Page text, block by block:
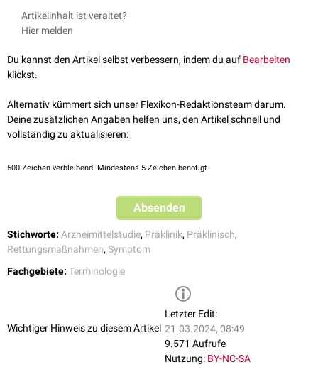
Artikelinhalt ist veraltet?
Hier melden
Du kannst den Artikel selbst verbessern, indem du auf Bearbeiten
klickst.
Alternativ kümmert sich unser Flexikon-Redaktionsteam darum.
Deine zusätzlichen Angaben helfen uns, den Artikel schnell und
vollständig zu aktualisieren:
500 Zeichen verbleibend. Mindestens 5 Zeichen benötigt.
Absenden
Stichworte: Arzneimittelstudie, Präklinik, Präklinisch,
Rettungsmaßnahmen, Symptom
Fachgebiete: Terminologie
Wichtiger Hinweis zu diesem Artikel
Letzter Edit:
21.03.2024, 08:49
9.571 Aufrufe
Nutzung: BY-NC-SA